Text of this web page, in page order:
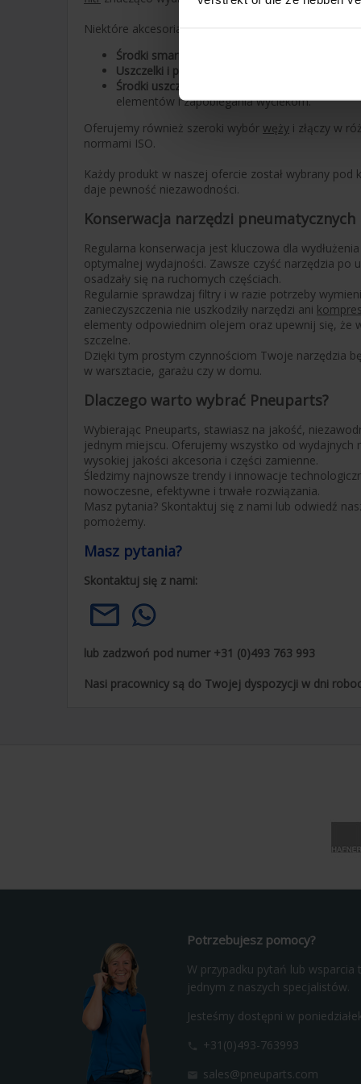
Niektóre akcesoria z naszej oferty:
Środki smarne:
Uszczelki i pierścienie:
Środki uszczelniające i zabezpieczające:
elementów i zapobiegania wyciekom.
Oferujemy również szeroki wybór wężyi złączy w
normami ISO.
Każdy produkt w naszej ofercie został wybrany pod
daje pewność niezawodności.
Konserwacja narzędzi pneumatycznych
Regularna konserwacja jest kluczowa dla
optymalnej wydajności. Zawsze czyść narzędzia po
osadzały się na ruchomych częściach.
Regularnie sprawdzaj filtry i w razie potrzeby
zanieczyszczenia nie uszkodziły narzędzi ani
elementy odpowiednim olejem oraz upewnij się, że
szczelne.
Dzięki tym prostym czynnościom Twoje narzędzia
w warsztacie, garażu czy w domu.
Dlaczego warto wybrać Pneuparts?
Wybierając Pneuparts, stawiasz na jakość,
jednym miejscu. Oferujemy wszystko od wydajnych
wysokiej jakości akcesoria i części zamienne.
Śledzimy najnowsze trendy i innowacje
nowoczesne, efektywne i trwałe rozwiązania.
Masz pytania? Skontaktuj się z nami lub odwiedź
pomożemy.
Masz pytania?
Skontaktuj się z nami:
lub zadzwoń pod numer +31 (0)493 763 993
Nasi pracownicy są do Twojej dyspozycji w dni
Potrzebujesz pomocy?
W przypadku pytań lub
jednym z naszych specjalistów.
Jesteśmy dostępni w
+31(0)493-763993
sales@pneuparts.com